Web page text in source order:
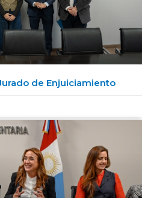
de Enjuiciamiento